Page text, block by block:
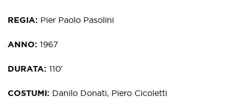
REGIA Pier Paolo Pasolini
ANNO 1967
DURATA 110'
COSTUMI Danilo Donati, Piero Cicoletti